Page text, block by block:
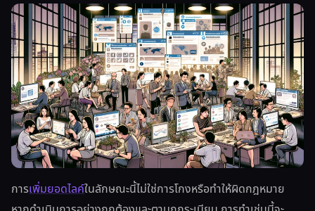
การเพิ่มยอดไลค์ในลักษณะนี้ไม่ใช่การโกงหรือทำให้ผิดกฎหมาย